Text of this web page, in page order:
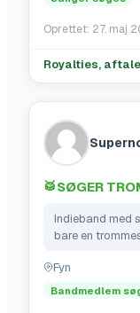
Oprettet: 27. maj
Royalties,
🥁SØGER
Indieband med
bare en
Fyn
Bandmedlem